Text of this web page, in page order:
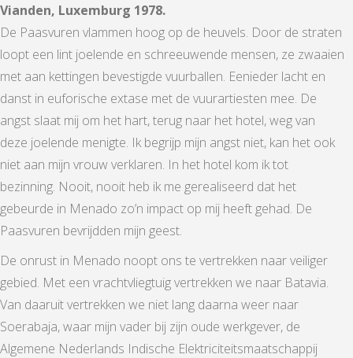
Vianden, Luxemburg 1978.
De Paasvuren vlammen hoog op de heuvels. Door de straten
loopt een lint joelende en schreeuwende mensen, ze zwaaien
met aan kettingen bevestigde vuurballen. Eenieder lacht en
danst in euforische extase met de vuurartiesten mee. De
angst slaat mij om het hart, terug naar het hotel, weg van
deze joelende menigte. Ik begrijp mijn angst niet, kan het ook
niet aan mijn vrouw verklaren. In het hotel kom ik tot
bezinning. Nooit, nooit heb ik me gerealiseerd dat het
gebeurde in Menado zo’n impact op mij heeft gehad. De
Paasvuren bevrijdden mijn geest.
De onrust in Menado noopt ons te vertrekken naar veiliger
gebied. Met een vrachtvliegtuig vertrekken we naar Batavia.
Van daaruit vertrekken we niet lang daarna weer naar
Soerabaja, waar mijn vader bij zijn oude werkgever, de
Algemene Nederlands Indische Elektriciteitsmaatschappij